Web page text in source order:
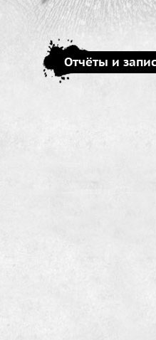
Отчёты и